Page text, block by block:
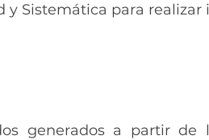
Sistemática para realizar
generados a partir